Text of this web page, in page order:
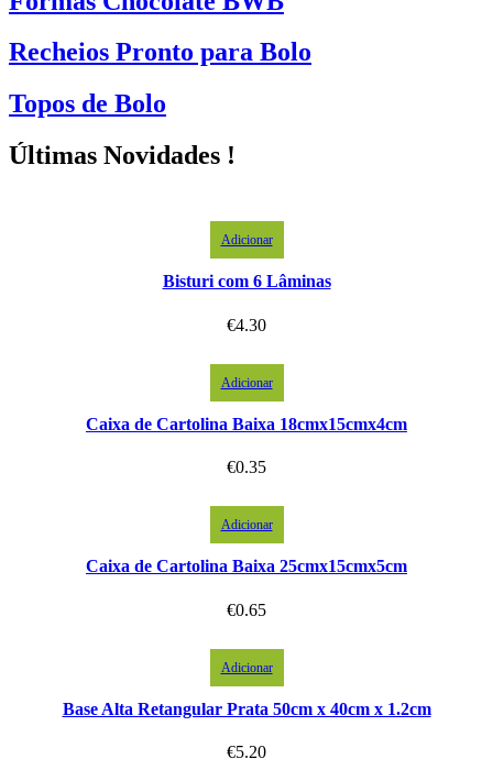
Recheios Pronto para Bolo
Topos de Bolo
Últimas Novidades !
Adicionar
Bisturi com 6 Lâminas
€4.30
Adicionar
Caixa de Cartolina Baixa 18cmx15cmx4cm
€0.35
Adicionar
Caixa de Cartolina Baixa 25cmx15cmx5cm
€0.65
Adicionar
Base Alta Retangular Prata 50cm x 40cm x 1.2cm
€5.20